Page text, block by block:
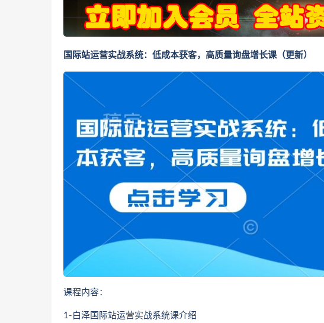
国际站运营实战系统：低成本获客，高质量询盘增长课（更新）
课程内容：
1-白泽国际站运营实战系统课介绍